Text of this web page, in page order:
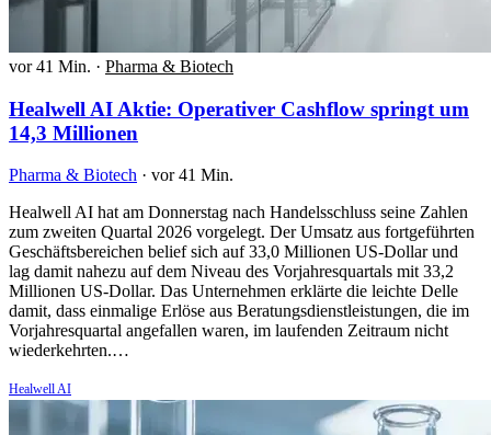
vor 41 Min. · Pharma & Biotech
Healwell AI Aktie: Operativer Cashflow springt um
14,3 Millionen
Pharma & Biotech · vor 41 Min.
Healwell AI hat am Donnerstag nach Handelsschluss seine Zahlen
zum zweiten Quartal 2026 vorgelegt. Der Umsatz aus fortgeführten
Geschäftsbereichen belief sich auf 33,0 Millionen US-Dollar und
lag damit nahezu auf dem Niveau des Vorjahresquartals mit 33,2
Millionen US-Dollar. Das Unternehmen erklärte die leichte Delle
damit, dass einmalige Erlöse aus Beratungsdienstleistungen, die im
Vorjahresquartal angefallen waren, im laufenden Zeitraum nicht
wiederkehrten.…
Healwell AI